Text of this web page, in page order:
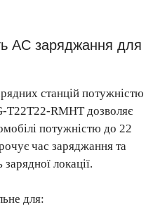
AC заряджання для
станцій потужністю
T22T22-RMHT дозволяє
потужністю до 22
час заряджання та
локації.
для: